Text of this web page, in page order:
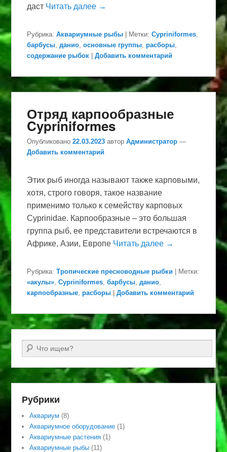
даст Читать далее →
Рубрика: Аквариумные рыбы Метки: Cypriniformes,
барбусы,данио,основные группы,расборы,
содержание рыбок
|Добавить комментарий
Отряд карпообразные
Cypriniformes
Опубликовано22.03.2023 авторАдминистратор —
Добавить комментарий
Этих рыб иногда называют также карповыми,
хотя, строго говоря, такое название
применимо только к семейству карповых
Cyprinidae. Карпообразные – это большая
группа рыб, ее представители встречаются в
Африке, Азии, Европе Читать далее →
Рубрика: Тропические пресноводные рыбки
Метки:
«акулы» ,Cypriniformes ,барбусы ,данио
карпообразные ,расборы |Добавить комментарий
Поиск
Рубрики
Аквариум (8)
Аквариумное оборудование (1)
Аквариумные растения (1)
Аквариумные рыбы (11)